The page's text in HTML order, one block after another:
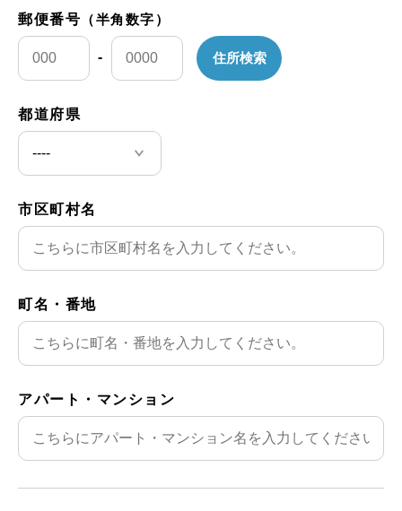
郵便番号 （半角数字）
-
都道府県
市区町村名
町名・番地
アパート・ マンション